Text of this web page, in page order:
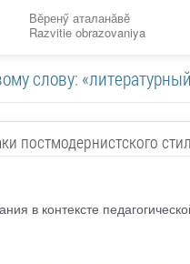
Вӗренӳ аталанӑвӗ
Razvitie obrazovaniya
слову:
постмодернистского
в контексте